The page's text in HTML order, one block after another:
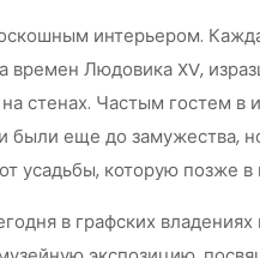
интерьером.
времен Людовика XV,
стенах. Частым гостем
еще до замужества,
усадьбы, которую позже в
в графских